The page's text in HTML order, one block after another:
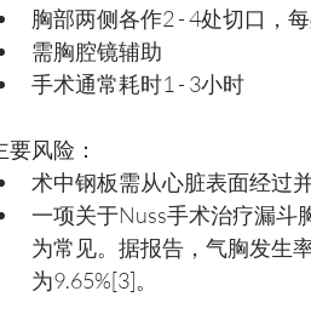
胸部两侧各作2 - 4处切口，
需胸腔镜辅助
手术通常耗时1 - 3小时
要风险：
术中钢板需从心脏表面经过
一项关于Nuss手术治疗漏斗
为常见。据报告，气胸发生
为9.65%[3]。